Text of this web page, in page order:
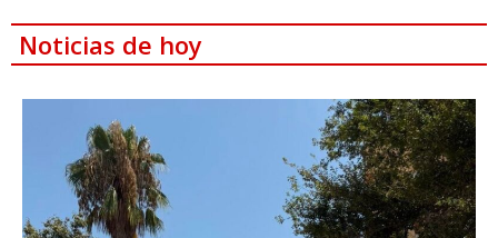
Noticias de hoy